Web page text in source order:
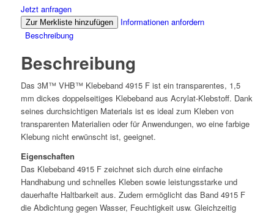
Jetzt anfragen
Zur Merkliste hinzufügen
Informationen anfordern
Beschreibung
Beschreibung
Das 3M™ VHB™ Klebeband 4915 F ist ein transparentes, 1,5
mm dickes doppelseitiges Klebeband aus Acrylat-Klebstoff. Dank
seines durchsichtigen Materials ist es ideal zum Kleben von
transparenten Materialien oder für Anwendungen, wo eine farbige
Klebung nicht erwünscht ist, geeignet.
Eigenschaften
Das Klebeband 4915 F zeichnet sich durch eine einfache
Handhabung und schnelles Kleben sowie leistungsstarke und
dauerhafte Haltbarkeit aus. Zudem ermöglicht das Band 4915 F
die Abdichtung gegen Wasser, Feuchtigkeit usw. Gleichzeitig